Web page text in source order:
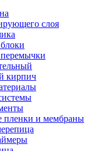
слоя
кирпич
пленки и мембраны